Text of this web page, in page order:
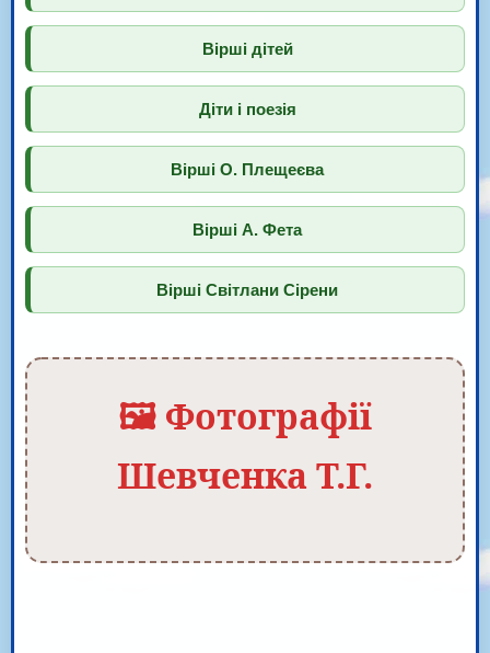
Вірші дітей
Діти і поезія
Вірші О. Плещеєва
Вірші А. Фета
Вірші Світлани Сірени
🖼️ Фотографії
Шевченка Т.Г.